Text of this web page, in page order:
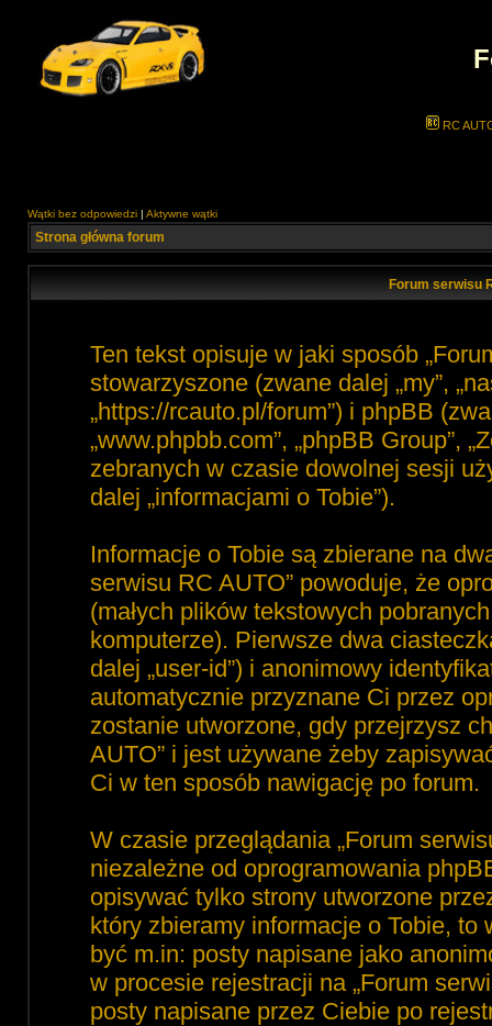
RC
Wątki bez odpowiedzi | Aktywne wątki
Strona główna forum
Forum serwisu
Ten tekst opisuje w jaki sposób
stowarzyszone (zwane dalej „my”,
„https://rcauto.pl/forum”) i phpBB
„www.phpbb.com”, „phpBB Group”,
zebranych w czasie dowolnej sesji
dalej „informacjami o Tobie”).
Informacje o Tobie są zbierane na
serwisu RC AUTO” powoduje, że
(małych plików tekstowych
komputerze). Pierwsze dwa
dalej „user-id”) i anonimowy
automatycznie przyznane Ci przez
zostanie utworzone, gdy przejrzysz
AUTO” i jest używane żeby
Ci w ten sposób nawigację po forum.
W czasie przeglądania „Forum
niezależne od oprogramowania
opisywać tylko strony utworzone
który zbieramy informacje o Tobie, to
być m.in: posty napisane jako
w procesie rejestracji na „Forum
posty napisane przez Ciebie po